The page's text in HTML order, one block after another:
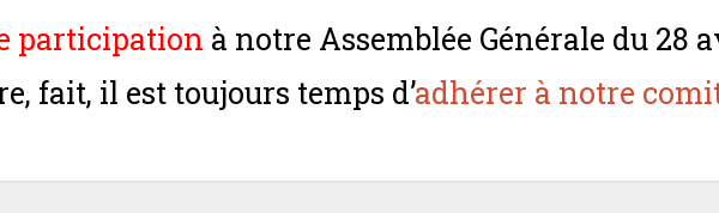
participation à notre Assemblée Générale du 28
fait, il est toujours temps d’adhérer à notre